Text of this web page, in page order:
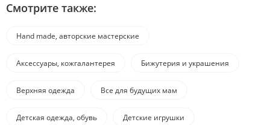
Смотрите также:
Hand made, авторские мастерские
Аксессуары, кожгалантерея Бижутерия и украшения
Верхняя одежда Все для будущих мам
Детская одежда, обувь Детские игрушки